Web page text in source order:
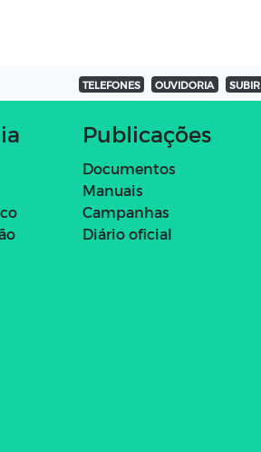
TELEFONES OUVIDORIA SUBIR
Publicações
Documentos
Manuais
Campanhas
Diário oficial